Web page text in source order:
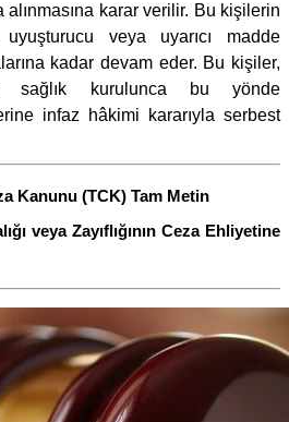
alınmasına karar verilir. Bu kişilerin
veya uyarıcı madde
kadar devam eder. Bu kişiler,
sağlık kurulunca bu yönde
infaz hâkimi kararıyla serbest
Kanunu (TCK) Tam Metin
veya Zayıflığının Ceza Ehliyetine